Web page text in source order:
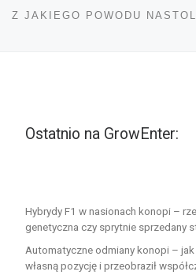
Ostatnio na GrowEnter:
Hybrydy F1 w nasionach konopi –
genetyczna czy sprytnie sprzedany
Automatyczne odmiany konopi –
własną pozycję i przeobraził